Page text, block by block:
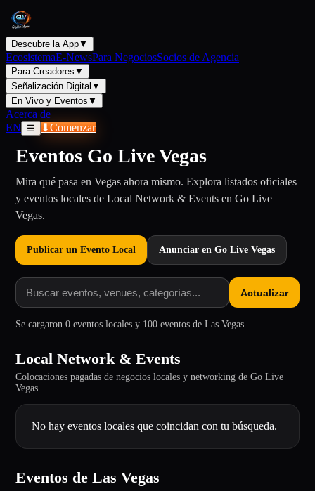
Descubre la App▼
EcosistemaE-NewsPara NegociosSocios de Agencia
Para Creadores ▼
Señalización Digital ▼
En Vivo y Eventos ▼
Acerca de
EN
☰ ⬇Comenzar
Eventos Go Live Vegas
Mira qué pasa en Vegas ahora mismo. Explora listados oficiales
y eventos locales de Local Network & Events en Go Live
Vegas.
Publicar un Evento Local Anunciar en Go Live Vegas
Actualizar
Se cargaron 0 eventos locales y 100 eventos de Las Vegas.
Local Network & Events
Colocaciones pagadas de negocios locales y networking de Go Live
Vegas.
No hay eventos locales que coincidan con tu búsqueda.
Eventos de Las Vegas